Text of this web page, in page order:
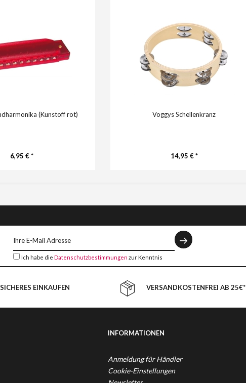
(Kunstoff rot)
6,95 € *
Voggys Schellenkranz
14,95 € *
Ich habe die Datenschutzbestimmungen zur Kenntnis
SICHERES EINKAUFEN VERSANDKOSTENFREI AB 25€*
INFORMATIONEN
Anmeldung für Händler
Cookie-Einstellungen